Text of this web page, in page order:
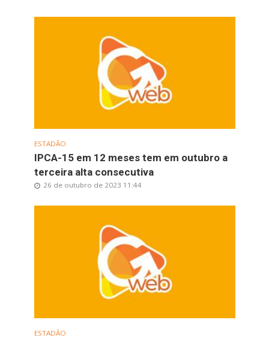
ESTADÃO
IPCA-15 em 12 meses tem em outubro a
terceira alta consecutiva
26 de outubro de 2023 11:44
ESTADÃO